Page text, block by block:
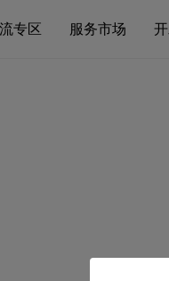
专区 服务市场